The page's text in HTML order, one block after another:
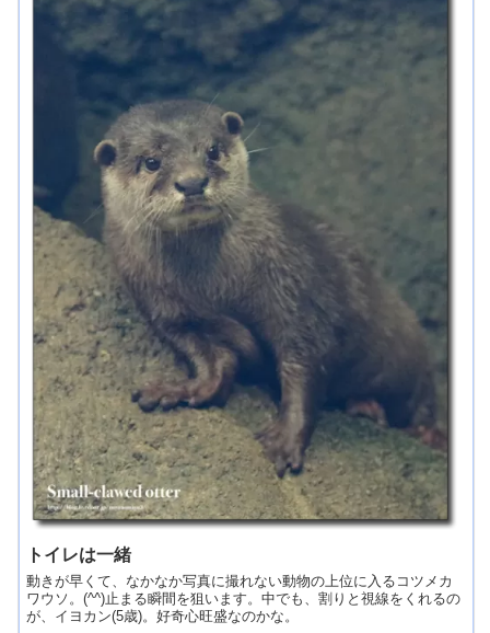
トイレは一緒
動きが早くて、なかなか写真に撮れない動物の上位に入るコツメカ
ワウソ。(^^)止まる瞬間を狙います。中でも、割りと視線をくれるの
が、イヨカン(5歳)。好奇心旺盛なのかな。